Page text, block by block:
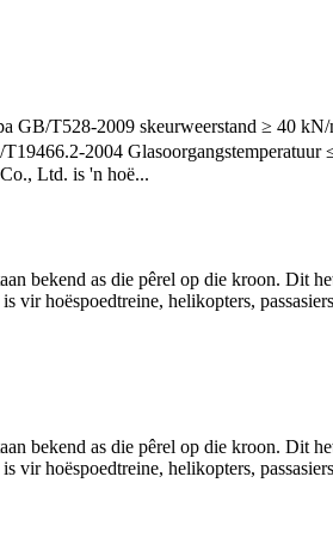
GB/T528-2009 skeurweerstand ≥ 40
2004
Ltd. is 'n hoë...
​​bekend as die pêrel op die kroon. Dit
vir hoëspoedtreine, helikopters,
​​bekend as die pêrel op die kroon. Dit
vir hoëspoedtreine, helikopters,